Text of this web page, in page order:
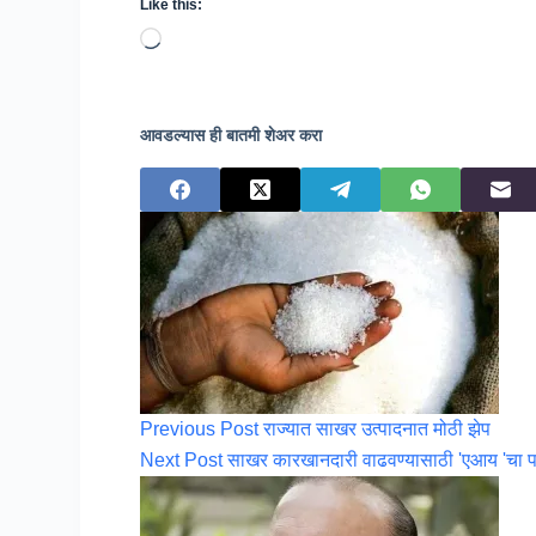
Like this:
Loading…
आवडल्यास ही बातमी शेअर करा
Previous Post राज्यात साखर उत्पादनात मोठी झेप
Next Post साखर कारखानदारी वाढवण्यासाठी 'एआय 'चा